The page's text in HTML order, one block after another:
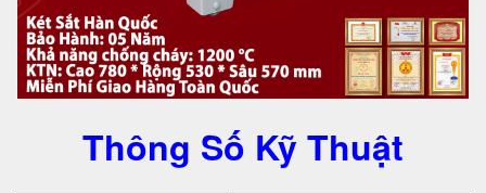
Thông Số Kỹ Thuật